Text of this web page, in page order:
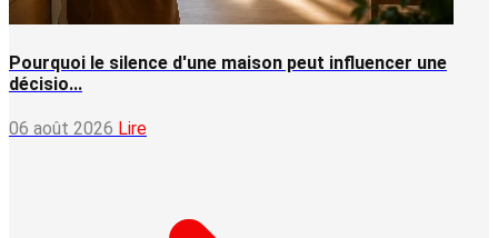
Pourquoi le silence d'une maison peut influencer une
décisio...
06 août 2026 Lire